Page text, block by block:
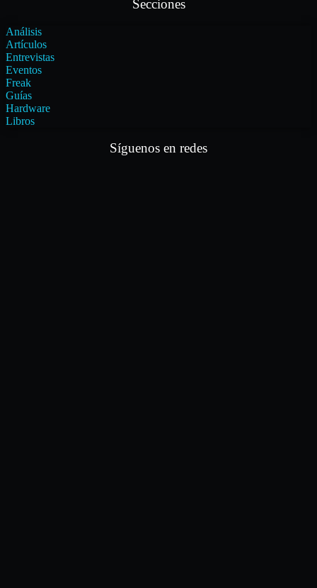
Secciones
Análisis
Artículos
Entrevistas
Eventos
Freak
Guías
Hardware
Libros
Síguenos en redes